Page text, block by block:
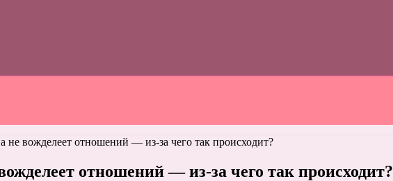
не вожделеет отношений — из-за чего так происходит?
отношений — из-за чего так происходит?